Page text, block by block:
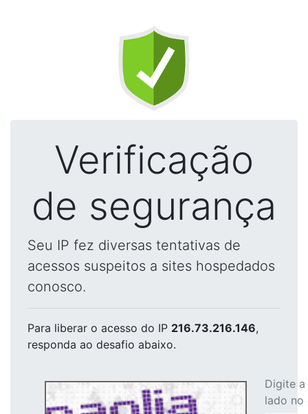
Verificação
de segurança
Seu IP fez diversas tentativas de
acessos suspeitos a sites hospedados
conosco.
Para liberar o acesso do IP 216.73.216.146,
responda ao desafio abaixo.
Digite
lado no